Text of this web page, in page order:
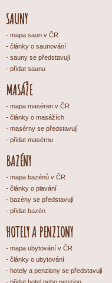
SAUNY
mapa saun v ČR
články o saunování
sauny se představují
přidat saunu
MASÁŽE
mapa maséren v ČR
články o masážích
masérny se představují
přidat masérnu
BAZÉNY
mapa bazénů v ČR
články o plavání
bazény se představují
přidat bazén
HOTELY A PENZIONY
mapa ubytování v ČR
články o ubytování
hotely a penziony se představují